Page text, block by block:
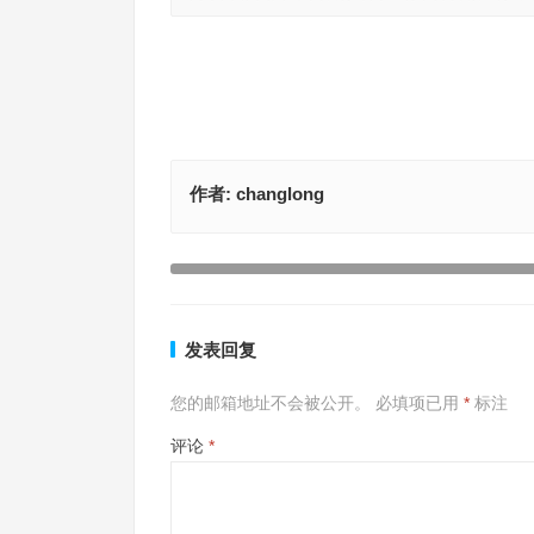
作者: changlong
发表回复
您的邮箱地址不会被公开。 必填项已用 * 标注
评论 *